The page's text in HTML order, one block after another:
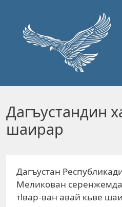
Дагъустандин
шаирар
Дагъустан
Меликован
тlвар-ван авай кьве